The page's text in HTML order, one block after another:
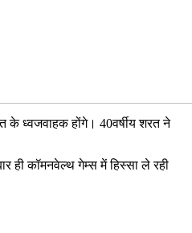
के ध्वजवाहक होंगे। 40वर्षीय शरत ने
ही कॉमनवेल्थ गेम्स में हिस्सा ले रही